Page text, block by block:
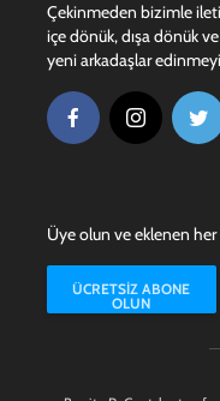
Çekinmeden bizimle
içe dönük, dışa dönük
yeni arkadaşlar
Üye olun ve eklenen
ÜCRETSIZ ABONE
OLUN